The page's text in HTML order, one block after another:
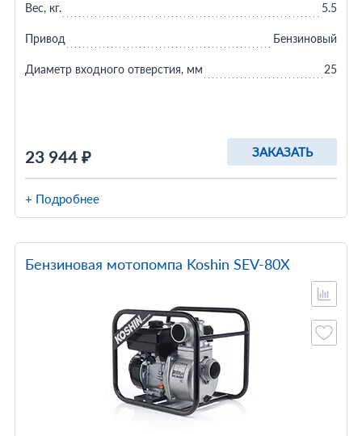
23 944 ₽ ЗАКАЗАТЬ
Вес, кг. 5.5
Привод Бензиновый
Диаметр входного отверстия, мм 25
+ Подробнее
Бензиновая мотопомпа Koshin SEV-80X